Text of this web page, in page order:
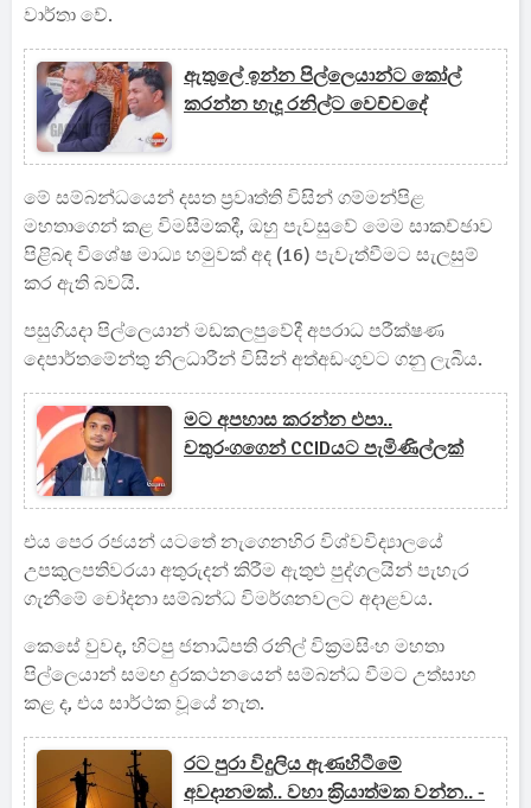
වාර්තා වේ.
ඇතුලේ ඉන්න පිල්ලෙයාන්ට කෝල්
කරන්න හැදූ රනිල්ට වෙච්චදේ
මේ සම්බන්ධයෙන් දසත ප්‍රවෘත්ති විසින් ගම්මන්පිළ
මහතාගෙන් කළ විමසීමකදී, ඔහු පැවසුවේ මෙම සාකච්ඡාව
පිළිබඳ විශේෂ මාධ්‍ය හමුවක් අද (16) පැවැත්වීමට සැලසුම්
කර ඇති බවයි.
පසුගියදා පිල්ලෙයාන් මඩකලපුවේදී අපරාධ පරීක්ෂණ
දෙපාර්තමේන්තු නිලධාරීන් විසින් අත්අඩංගුවට ගනු ලැබීය.
මට අපහාස කරන්න එපා..
චතුරංගගෙන් CCIDයට පැමිණිල්ලක්
එය පෙර රජයන් යටතේ නැගෙනහිර විශ්වවිද්‍යාලයේ
උපකුලපතිවරයා අතුරුදන් කිරීම ඇතුළු පුද්ගලයින් පැහැර
ගැනීමේ චෝදනා සම්බන්ධ විමර්ශනවලට අදාළවය.
කෙසේ වුවද, හිටපු ජනාධිපති රනිල් වික්‍රමසිංහ මහතා
පිල්ලෙයාන් සමඟ දුරකථනයෙන් සම්බන්ධ වීමට උත්සාහ
කළ ද, එය සාර්ථක වූයේ නැත.
රට පුරා විදුලිය ඇණහිටීමේ
අවදානමක්.. වහා ක‍්‍රියාත්මක වන්න.. -